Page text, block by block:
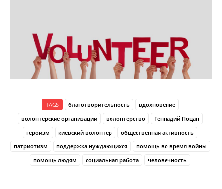
TAGS благотворительность
вдохновение
волонтерские организации
волонтерство
Геннадий Поцап
героизм
киевский волонтер
общественная активность
патриотизм
поддержка нуждающихся
помощь во время войны
помощь людям
социальная работа человечность